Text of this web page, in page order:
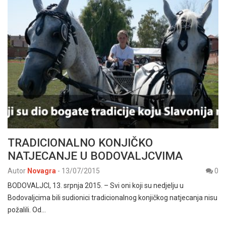
TRADICIONALNO KONJIČKO
NATJECANJE U BODOVALJCVIMA
Autor Novagra - 13/07/2015
0
BODOVALJCI, 13. srpnja 2015. – Svi oni koji su nedjelju u
Bodovaljcima bili sudionici tradicionalnog konjičkog natjecanja nisu
požalili. Od…